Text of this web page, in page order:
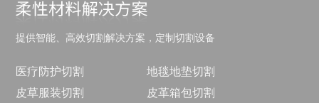
提供智能、高效切割解决方案，定制切割设备
医疗防护切割
地毯地垫切割
皮草服装切割
皮革箱包切割